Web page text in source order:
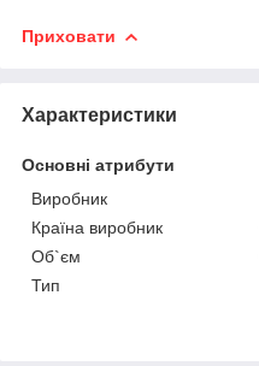
Приховати
Характеристики
Основні атрибути
Виробник
Країна виробник
Об`єм
Тип